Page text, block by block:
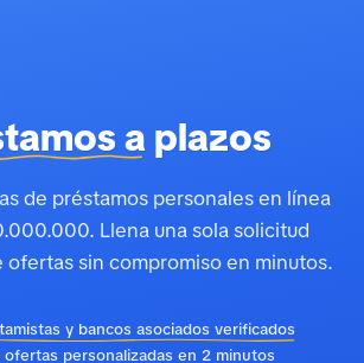
aplazos
de préstamos personales en línea
Llena una sola solicitud
ofertas sin compromiso en minutos.
y bancos asociados verificados
ofertas personalizadas en 2 minutos